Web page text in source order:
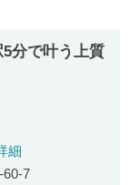
分で叶う上質
細
7